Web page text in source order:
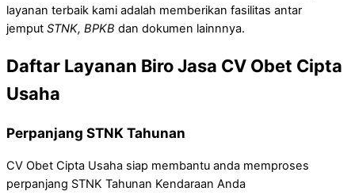
layanan terbaik kami adalah memberikan fasilitas antar
jemput STNK, BPKB dan dokumen lainnnya.
Daftar Layanan Biro Jasa CV Obet Cipta
Usaha
Perpanjang STNK Tahunan
CV Obet Cipta Usaha siap membantu anda memproses
perpanjang STNK Tahunan Kendaraan Anda